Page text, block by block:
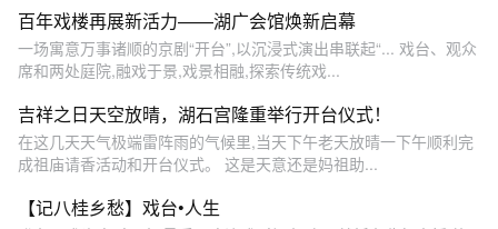
百年戏楼再展新活力——湖广会馆焕新启幕
一场寓意万事诸顺的京剧“开台”,以沉浸式演出串联起“... 戏台、观众
席和两处庭院,融戏于景,戏景相融,探索传统戏...
吉祥之日天空放晴，湖石宫隆重举行开台仪式！
在这几天天气极端雷阵雨的气候里,当天下午老天放晴一下午顺利完
成祖庙请香活动和开台仪式。 这是天意还是妈祖助...
【记八桂乡愁】戏台•人生